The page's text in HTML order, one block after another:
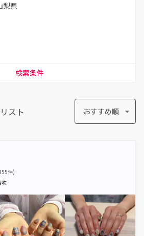
梨県
検索条件
スト おすすめ順
件)
吹